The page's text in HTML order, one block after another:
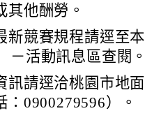
其他酬勞。
新競賽規程請逕至
－活動訊息區查閱
訊請逕洽桃園市地
：0900279596）。